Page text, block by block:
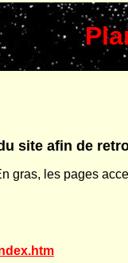
site afin de
gras, les pages